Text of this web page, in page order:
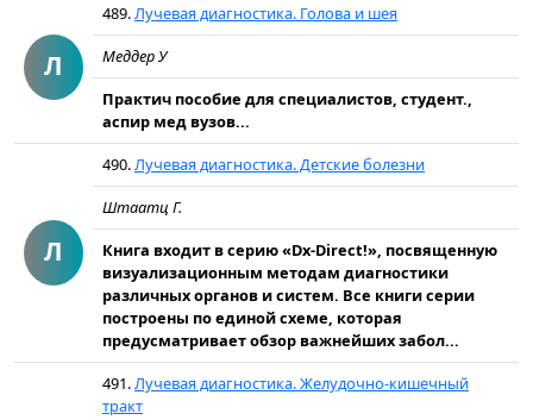
Л
489.Лучевая диагностика. Голова и шея
Меддер У
Практич пособие для специалистов, студент.,
аспир мед вузов...
Л
490.Лучевая диагностика. Детские болезни
Штаатц Г.
Книга входит в серию «Dx-Direct!», посвященную
визуализационным методам диагностики
различных органов и систем. Все книги серии
построены по единой схеме, которая
предусматривает обзор важнейших забол...
491.Лучевая диагностика. Желудочно-кишечный
тракт